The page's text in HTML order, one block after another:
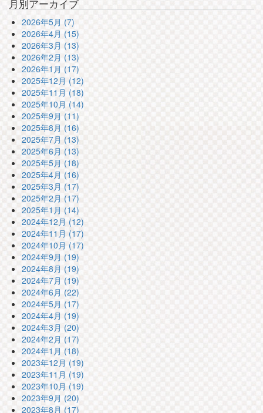
月別アーカイブ
2026年5月 (7)
2026年4月 (15)
2026年3月 (13)
2026年2月 (13)
2026年1月 (17)
2025年12月 (12)
2025年11月 (18)
2025年10月 (14)
2025年9月 (11)
2025年8月 (16)
2025年7月 (13)
2025年6月 (13)
2025年5月 (18)
2025年4月 (16)
2025年3月 (17)
2025年2月 (17)
2025年1月 (14)
2024年12月 (12)
2024年11月 (17)
2024年10月 (17)
2024年9月 (19)
2024年8月 (19)
2024年7月 (19)
2024年6月 (22)
2024年5月 (17)
2024年4月 (19)
2024年3月 (20)
2024年2月 (17)
2024年1月 (18)
2023年12月 (19)
2023年11月 (19)
2023年10月 (19)
2023年9月 (20)
2023年8月 (17)